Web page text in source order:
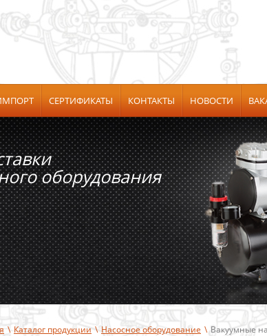
СЕРТИФИКАТЫ КОНТАКТЫ НОВОСТИ
\ Каталог продукции \ Насосное оборудование \ Вакуумные